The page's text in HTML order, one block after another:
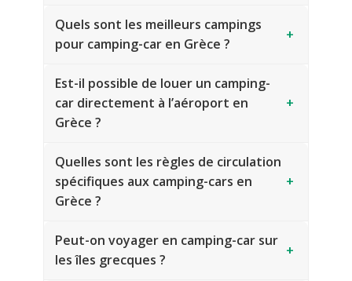
Quels sont les meilleurs campings
pour camping-car en Grèce ?
+
Est-il possible de louer un camping-
car directement à l’aéroport en
Grèce ?
+
Quelles sont les règles de circulation
spécifiques aux camping-cars en
Grèce ?
+
Peut-on voyager en camping-car sur
les îles grecques ?
+